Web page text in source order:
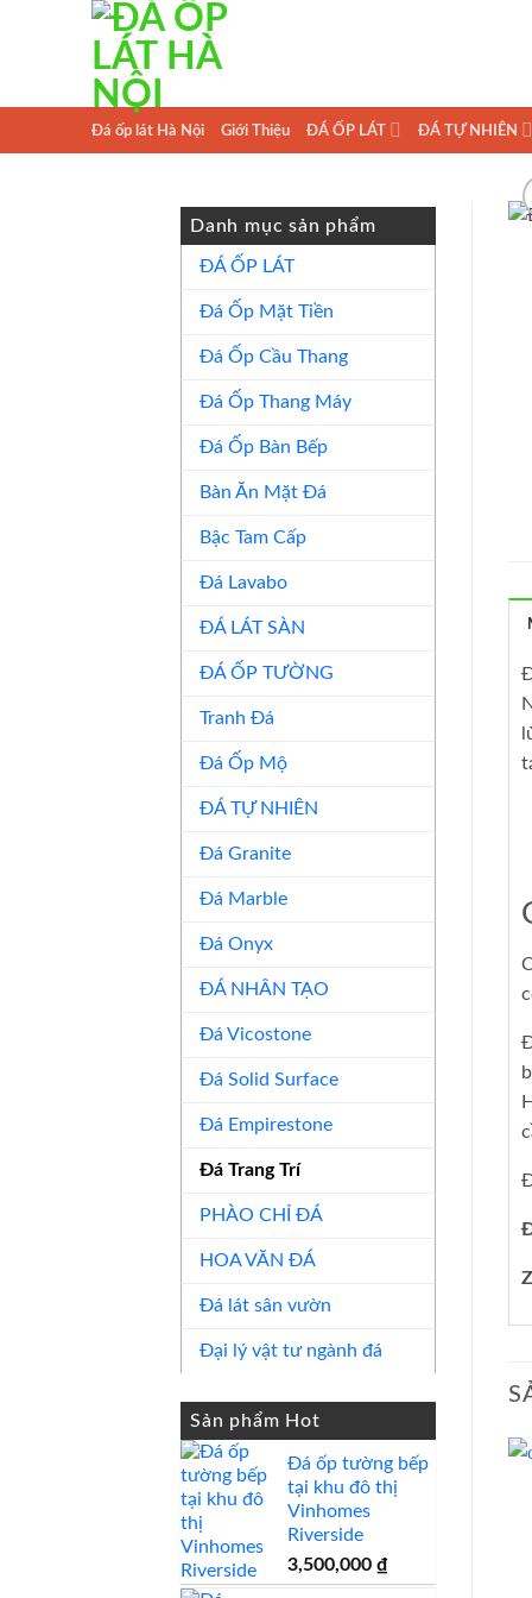
Đá ốp lát Hà Nội Giới Thiệu ĐÁ ỐP LÁT ĐÁ TỰ NHIÊN
Danh mục sản phẩm
ĐÁ ỐP LÁT
Đá Ốp Mặt Tiền
Đá Ốp Cầu Thang
Đá Ốp Thang Máy
Đá Ốp Bàn Bếp
Bàn Ăn Mặt Đá
Bậc Tam Cấp
Đá Lavabo
ĐÁ LÁT SÀN
ĐÁ ỐP TƯỜNG
Tranh Đá
Đá Ốp Mộ
ĐÁ TỰ NHIÊN
Đá Granite
Đá Marble
Đá Onyx
ĐÁ NHÂN TẠO
Đá Vicostone
Đá Solid Surface
Đá Empirestone
Đá Trang Trí
PHÀO CHỈ ĐÁ
HOA VĂN ĐÁ
Đá lát sân vườn
Đại lý vật tư ngành đá
Sản phẩm Hot
Đá ốp tường bếp
tại khu đô thị
Vinhomes
Riverside
3,500,000 ₫